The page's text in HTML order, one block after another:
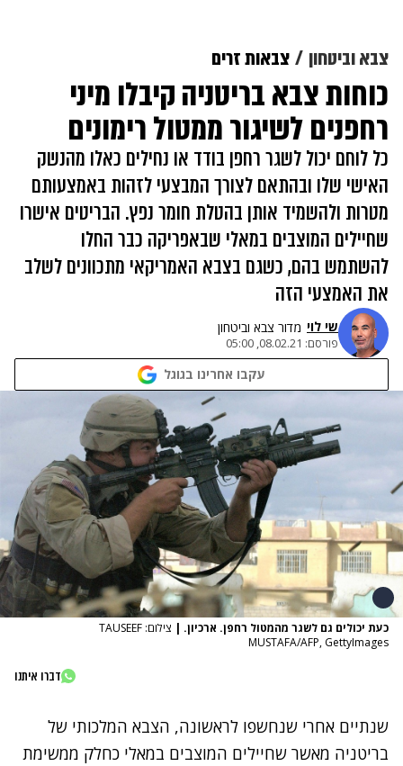
צבא וביטחון צבאות זרים
כוחות צבא בריטניה קיבלו מיני
רחפנים לשיגור ממטול רימונים
כל לוחם יכול לשגר רחפן בודד או נחילים כאלו מהנשק
האישי שלו ובהתאם לצורך המבצעי לזהות באמצעותם
מטרות ולהשמיד אותן בהטלת חומר נפץ. הבריטים אישרו
שחיילים המוצבים במאלי שבאפריקה כבר החלו
להשתמש בהם, כשגם בצבא האמריקאי מתכוונים לשלב
את האמצעי הזה
שי לוי מדור צבא וביטחון
פורסם: 08.02.21, 05:00
עקבו אחרינו בגוגל
כעת יכולים גם לשגר מהמטול רחפן. ארכיון. |
צילום: TAUSEEF
MUSTAFA/AFP, GettyImages
דברו איתנו
שנתיים אחרי שנחשפו לראשונה, הצבא המלכותי של
בריטניה מאשר שחיילים המוצבים במאלי כחלק ממשימת